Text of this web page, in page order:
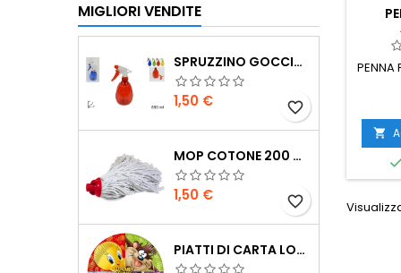
MIGLIORI VENDITE
SPRUZZINO GOCCIA 55 ML
Prezzo
1,50 € favorite_border
MOP COTONE 200 GR
Prezzo
1,50 € favorite_border
PIATTI DI CARTA LOONEY TUNES 23 CM 8PZ
PENNA
